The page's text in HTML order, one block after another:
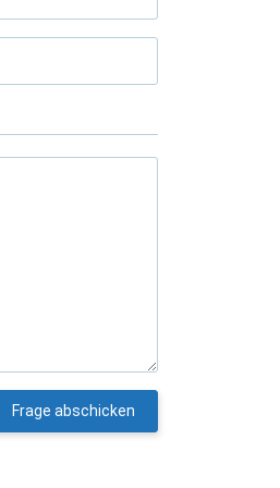
Frage abschicken